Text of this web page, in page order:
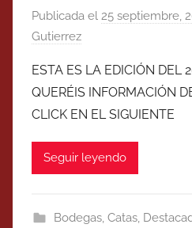
Publicada el 25 septiembre,
Gutierrez
ESTA ES LA EDICIÓN DEL
QUERÉIS INFORMACIÓN
CLICK EN EL SIGUIENTE
Seguir leyendo
Bodegas, Catas,